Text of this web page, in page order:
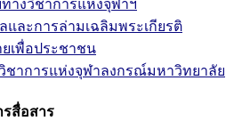
างวิชาการแห่งจุฬาฯ
และการล่ามเฉลิมพระเกียรติ
เพื่อประชาชน
ชาการแห่งจุฬาลงกรณ์มหาวิทยาลัย
รสื่อสาร